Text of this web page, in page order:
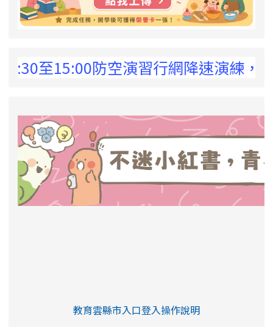
防空演習行網降速演練，請預為
link to https://eliteracy.edu.tw/Shorts/
教育雲縣市入口登入操作說明